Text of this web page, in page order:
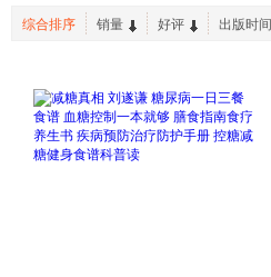
综合排序 销量 好评 出版时间